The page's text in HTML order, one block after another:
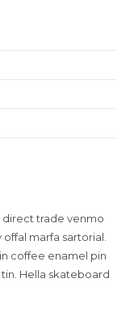
trade venmo
marfa sartorial.
coffee enamel pin
Hella skateboard